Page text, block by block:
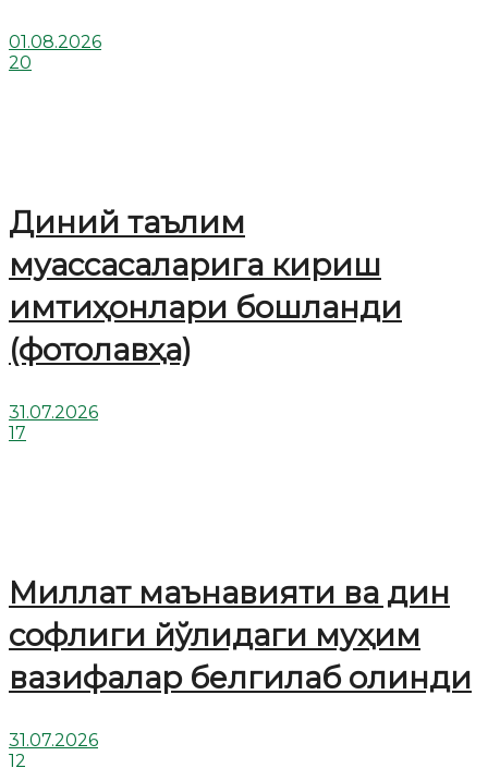
01.08.2026
20
Диний таълим
муассасаларига кириш
имтиҳонлари бошланди
(фотолавҳа)
31.07.2026
17
Миллат маънавияти ва дин
софлиги йўлидаги муҳим
вазифалар белгилаб олинди
31.07.2026
12